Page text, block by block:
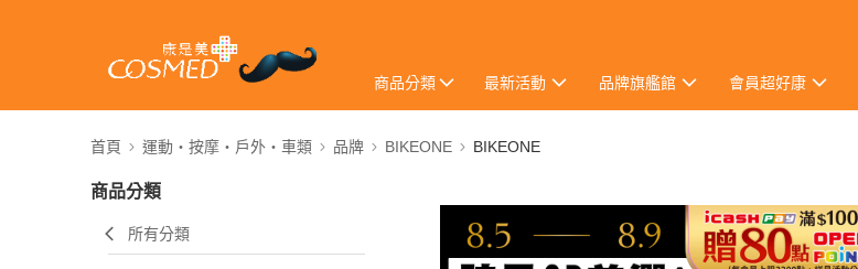
商品分類 最新活動 品牌旗艦館 會員超好康
首頁 運動・按摩・戶外・車類 品牌 BIKEONE BIKEONE
商品分類
所有分類